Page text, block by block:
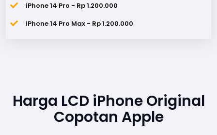
iPhone 14 Pro - Rp 1.200.000
iPhone 14 Pro Max - Rp 1.200.000
Harga LCD iPhone Original
Copotan Apple